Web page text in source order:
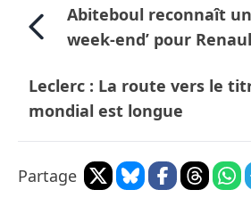
Abiteboul reconnaît un
week-end’ pour
Leclerc : La route vers le
mondial est longue
Partage